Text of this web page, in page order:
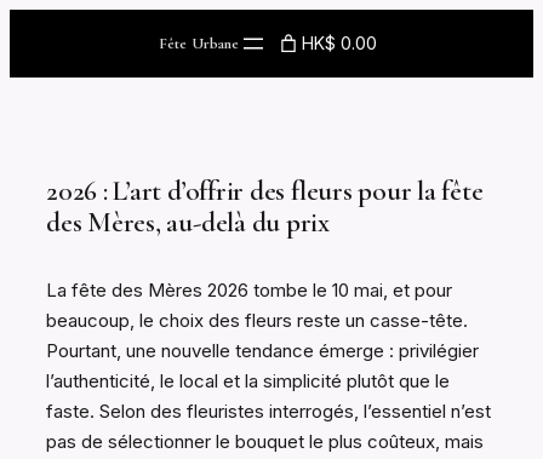
content
Fête Urbane HK$ 0.00
2026 : L’art d’offrir des fleurs pour la fête
des Mères, au-delà du prix
La fête des Mères 2026 tombe le 10 mai, et pour
beaucoup, le choix des fleurs reste un casse-tête.
Pourtant, une nouvelle tendance émerge : privilégier
l’authenticité, le local et la simplicité plutôt que le
faste. Selon des fleuristes interrogés, l’essentiel n’est
pas de sélectionner le bouquet le plus coûteux, mais